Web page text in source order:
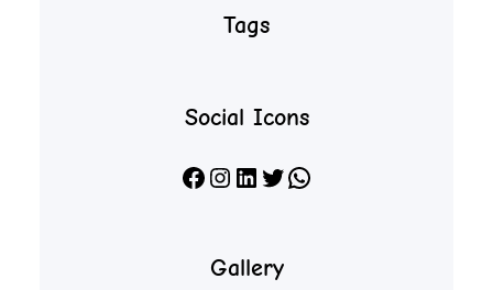
Tags
Social Icons
Facebook Instagram LinkedIn X WhatsApp
Gallery